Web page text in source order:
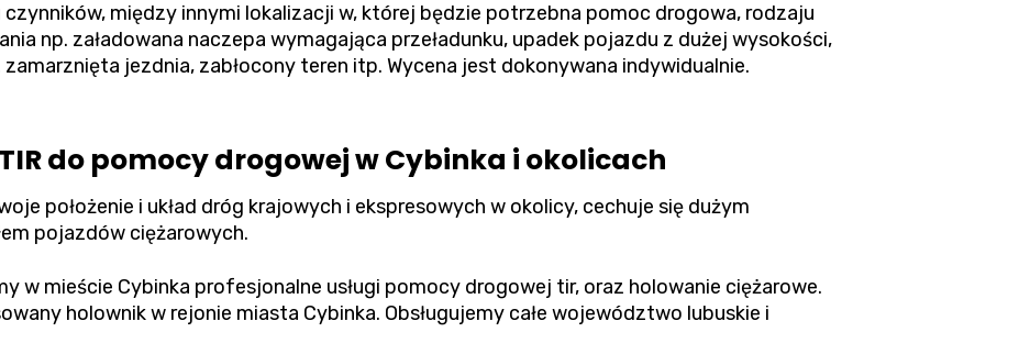
czynników, między innymi lokalizacji w, której będzie potrzebna pomoc drogowa, rodzaju
np. załadowana naczepa wymagająca przeładunku, upadek pojazdu z dużej wysokości,
jezdnia, zabłocony teren itp. Wycena jest dokonywana indywidualnie.
do pomocy drogowej w Cybinka i okolicach
położenie i układ dróg krajowych i ekspresowych w okolicy, cechuje się dużym
pojazdów ciężarowych.
w mieście Cybinka profesjonalne usługi pomocy drogowej tir, oraz holowanie ciężarowe.
holownik w rejonie miasta Cybinka. Obsługujemy całe województwo lubuskie i